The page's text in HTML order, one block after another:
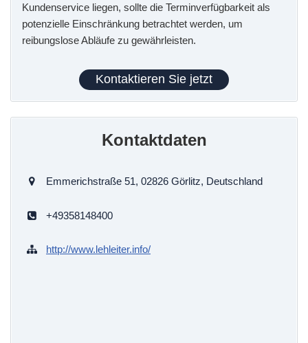
Kundenservice liegen, sollte die Terminverfügbarkeit als
potenzielle Einschränkung betrachtet werden, um
reibungslose Abläufe zu gewährleisten.
Kontaktieren Sie jetzt
Kontaktdaten
Emmerichstraße 51, 02826 Görlitz, Deutschland
+49358148400
http://www.lehleiter.info/